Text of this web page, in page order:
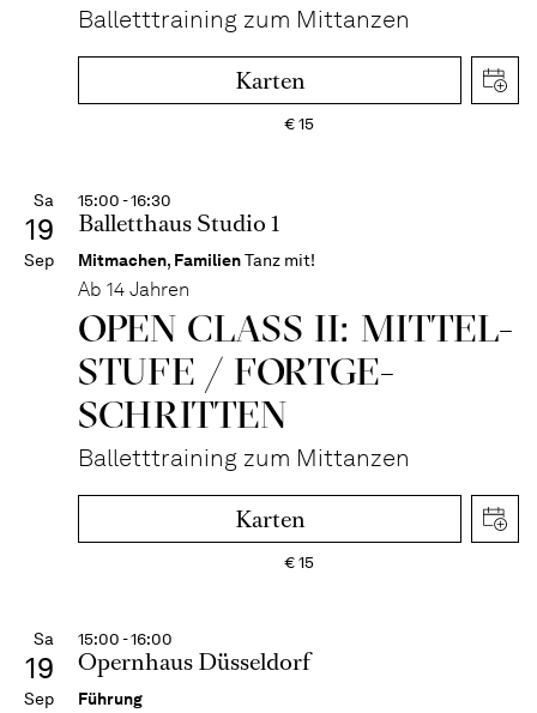
Balletttraining zum Mittanzen
Karten
€15
Sa
19
Sep
15:00 - 16:30
Balletthaus Studio 1
Mitmachen, FamilienTanz mit!
Ab 14 Jahren
OPEN CLASS II: MITTEL­
STUFE / FORT­GE­
SCHRITTEN
Balletttraining zum Mittanzen
Karten
€15
Sa
19
Sep
15:00 - 16:00
Opernhaus Düsseldorf
Führung